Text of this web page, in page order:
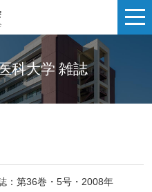
科大学 雑誌
：第36巻・5号・2008年